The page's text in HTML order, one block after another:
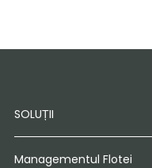
SOLUȚII
Managementul Flotei